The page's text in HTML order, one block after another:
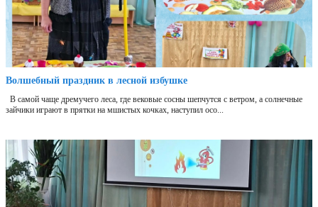
Волшебный праздник в лесной избушке
В самой чаще дремучего леса, где вековые сосны шепчутся с ветром, а солнечные
зайчики играют в прятки на мшистых кочках, наступил осо...